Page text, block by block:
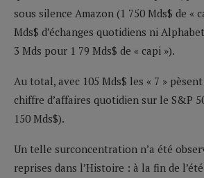
sous silence Amazon (1 750 Mds$ de «
Mds$ d’échanges quotidiens ni
3 Mds pour 1 79 Mds$ de « capi »).
Au total, avec 105 Mds$ les « 7 »
chiffre d’affaires quotidien sur le S&P
150 Mds$).
Un telle surconcentration n’a été
reprises dans l’Histoire : à la fin de